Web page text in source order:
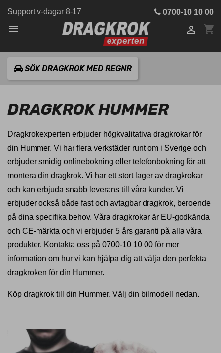
Support v-dagar 8-17 0700-10 10 00
 shopping_cart

SÖK DRAGKROK MED REGNR
DRAGKROK HUMMER
Dragkrokexperten erbjuder högkvalitativa dragkrokar för
din Hummer. Vi har flera verkstäder runt om i Sverige och
erbjuder smidig onlinebokning eller telefonbokning för att
montera din dragkrok. Vi har ett stort lager av dragkrokar
och kan erbjuda snabb leverans till våra kunder. Vi
erbjuder också både fast och avtagbar dragkrok, beroende
på dina specifika behov. Våra dragkrokar är EU-godkända
och CE-märkta och vi erbjuder 5 års garanti på alla våra
produkter. Kontakta oss på 0700-10 10 00 för mer
information om hur vi kan hjälpa dig att välja den perfekta
dragkroken för din Hummer.
Köp dragkrok till din Hummer. Välj din bilmodell nedan.